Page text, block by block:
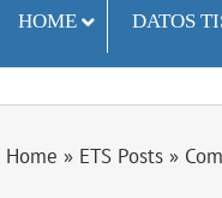
HOME DATOS
Home » ETS Posts »